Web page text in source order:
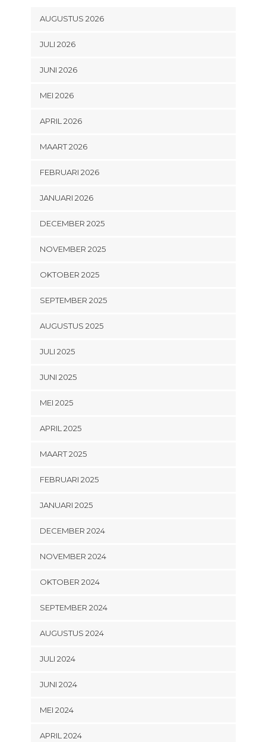
AUGUSTUS 2026
JULI 2026
JUNI 2026
MEI 2026
APRIL 2026
MAART 2026
FEBRUARI 2026
JANUARI 2026
DECEMBER 2025
NOVEMBER 2025
OKTOBER 2025
SEPTEMBER 2025
AUGUSTUS 2025
JULI 2025
JUNI 2025
MEI 2025
APRIL 2025
MAART 2025
FEBRUARI 2025
JANUARI 2025
DECEMBER 2024
NOVEMBER 2024
OKTOBER 2024
SEPTEMBER 2024
AUGUSTUS 2024
JULI 2024
JUNI 2024
MEI 2024
APRIL 2024